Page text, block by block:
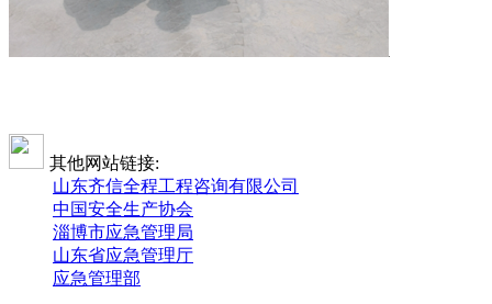
其他网站链接:
山东齐信全程工程咨询有限公司
中国安全生产协会
淄博市应急管理局
山东省应急管理厅
应急管理部